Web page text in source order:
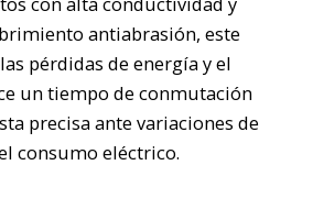
antiabrasión, este
pérdidas de energía y el
un tiempo de conmutación
precisa ante variaciones de
consumo eléctrico.